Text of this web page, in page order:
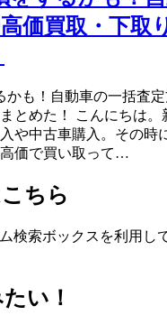
価買取・下取
かも！自動車の一括査
とめた！ こんにちは。
や中古車購入。その時
価で買い取って…
ちら
検索ボックスを利用し
い！